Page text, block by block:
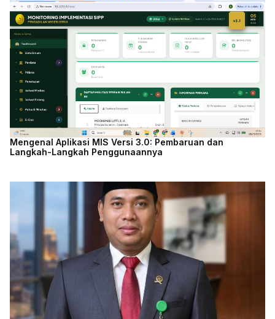
Mengenal Aplikasi MIS Versi 3.0: Pembaruan dan
Langkah-Langkah Penggunaannya